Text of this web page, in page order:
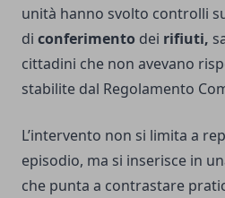
unità hanno svolto controlli
di conferimento dei rifiuti,
cittadini che non avevano
stabilite dal Regolamento
L’intervento non si limita a
episodio, ma si inserisce in
che punta a contrastare